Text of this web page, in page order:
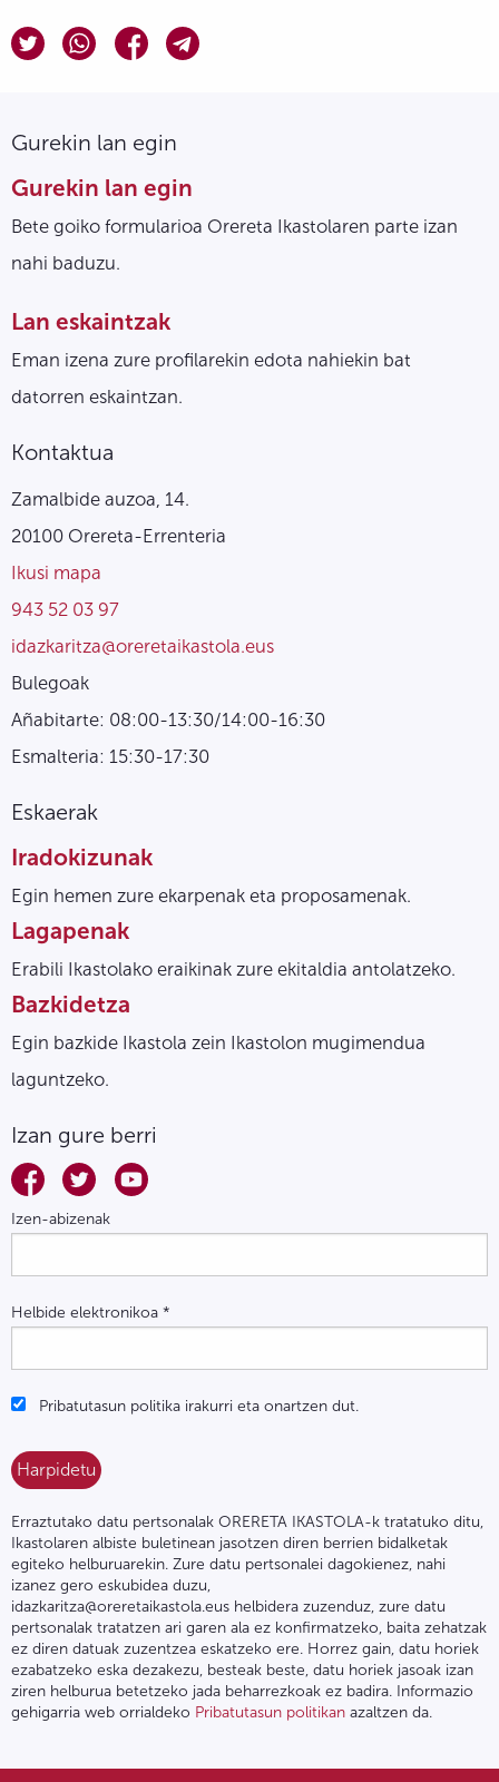
Gurekin lan egin
Gurekin lan egin
Bete goiko formularioa Orereta Ikastolaren parte izan
nahi baduzu.
Lan eskaintzak
Eman izena zure profilarekin edota nahiekin bat
datorren eskaintzan.
Kontaktua
Zamalbide auzoa, 14.
20100 Orereta-Errenteria
Ikusi mapa
943 52 03 97
idazkaritza@oreretaikastola.eus
Bulegoak
Añabitarte: 08:00-13:30/14:00-16:30
Esmalteria: 15:30-17:30
Eskaerak
Iradokizunak
Egin hemen zure ekarpenak eta proposamenak.
Lagapenak
Erabili Ikastolako eraikinak zure ekitaldia antolatzeko.
Bazkidetza
Egin bazkide Ikastola zein Ikastolon mugimendua
laguntzeko.
Izan gure berri
Izen-abizenak
Helbide elektronikoa *
Pribatutasun politika irakurri eta onartzen dut.
Erraztutako datu pertsonalak ORERETA IKASTOLA-k tratatuko ditu,
Ikastolaren albiste buletinean jasotzen diren berrien bidalketak
egiteko helburuarekin. Zure datu pertsonalei dagokienez, nahi
izanez gero eskubidea duzu,
idazkaritza@oreretaikastola.eus helbidera zuzenduz, zure datu
pertsonalak tratatzen ari garen ala ez konfirmatzeko, baita zehatzak
ez diren datuak zuzentzea eskatzeko ere. Horrez gain, datu horiek
ezabatzeko eska dezakezu, besteak beste, datu horiek jasoak izan
ziren helburua betetzeko jada beharrezkoak ez badira. Informazio
gehigarria web orrialdeko Pribatutasun politikan azaltzen da.